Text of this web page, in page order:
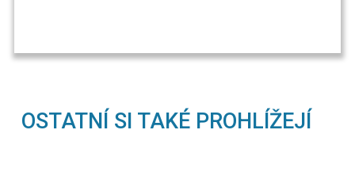
OSTATNÍ SI TAKÉ PROHLÍŽEJÍ